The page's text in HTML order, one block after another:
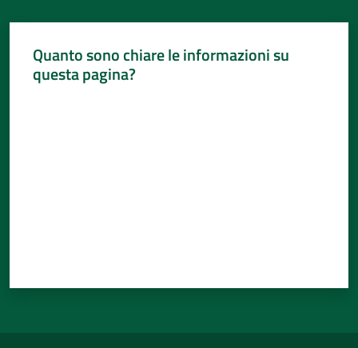
Quanto sono chiare le informazioni su
questa pagina?